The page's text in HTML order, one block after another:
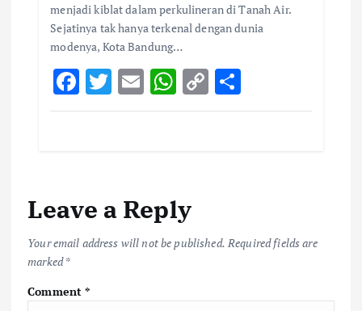
menjadi kiblat dalam perkulineran di Tanah Air.
Sejatinya tak hanya terkenal dengan dunia
modenya, Kota Bandung…
F
ac
o
k
T
w
E
m
W
h
p
p
C
o
k
h
Leave a Reply
Your email address will not be published. Required fields are
marked*
Comment*